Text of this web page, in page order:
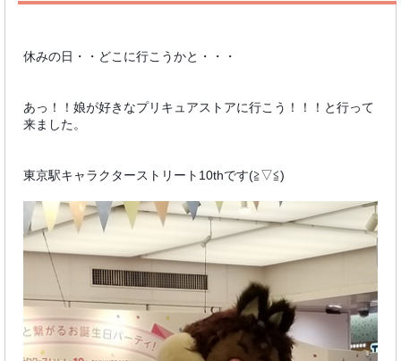
休みの日・・どこに行こうかと・・・
あっ！！娘が好きなプリキュアストアに行こう！！！と行って
来ました。
東京駅キャラクターストリート10thです(≧▽≦)